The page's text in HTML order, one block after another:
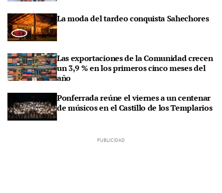
La moda del tardeo conquista Sahechores
Las exportaciones de la Comunidad crecen
un 3,9 % en los primeros cinco meses del
año
Ponferrada reúne el viernes a un centenar
de músicos en el Castillo de los Templarios